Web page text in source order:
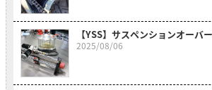
【YSS】サスペンションオーバ
2025/08/06